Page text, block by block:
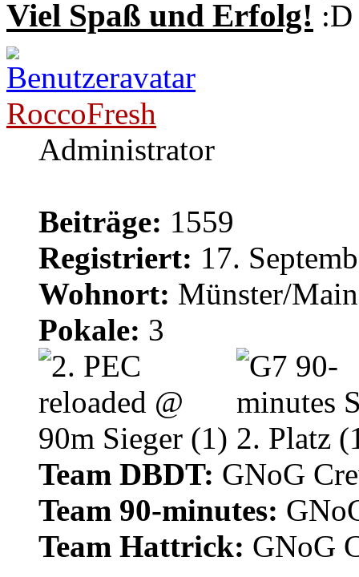
Viel Spaß und Erfolg!
RoccoFresh
Administrator
Beiträge: 1559
Registriert: 17.
Wohnort: Münster/
Pokale: 3
Team DBDT: GNoG
Team 90-minutes:
Team Hattrick: GNoG